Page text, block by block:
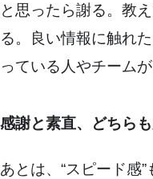
と思ったら謝る。教
る。良い情報に触れ
っている人やチーム
感謝と素直、どちら
あとは、“スピード感”